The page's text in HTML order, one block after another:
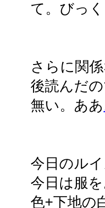
て。びっく
さらに関
後読んだ
無い。ああ
今日のル
今日は服
色+下地の